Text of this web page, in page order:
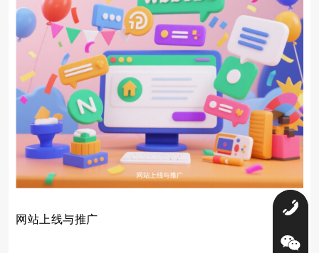
网站上线与推广